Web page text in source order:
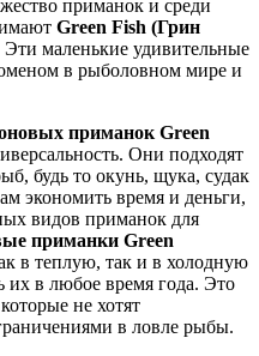
приманок и среди
Green Fish (Грин
Эти маленькие удивительные
в рыболовном мире и
приманок Green
Они подходят
будь то окунь, щука, судак
экономить время и деньги,
видов приманок для
приманки Green
в теплую, так и в холодную
их в любое время года. Это
не хотят
в ловле рыбы.